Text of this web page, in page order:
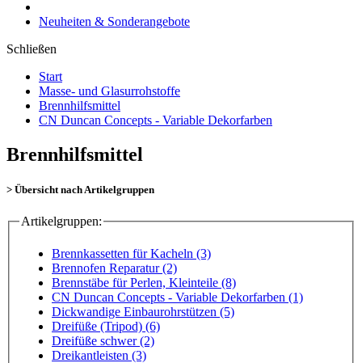
Neuheiten & Sonderangebote
Schließen
Start
Masse- und Glasurrohstoffe
Brennhilfsmittel
CN Duncan Concepts - Variable Dekorfarben
Brennhilfsmittel
> Übersicht nach Artikelgruppen
Artikelgruppen:
Brennkassetten für Kacheln (3)
Brennofen Reparatur (2)
Brennstäbe für Perlen, Kleinteile (8)
CN Duncan Concepts - Variable Dekorfarben (1)
Dickwandige Einbaurohrstützen (5)
Dreifüße (Tripod) (6)
Dreifüße schwer (2)
Dreikantleisten (3)